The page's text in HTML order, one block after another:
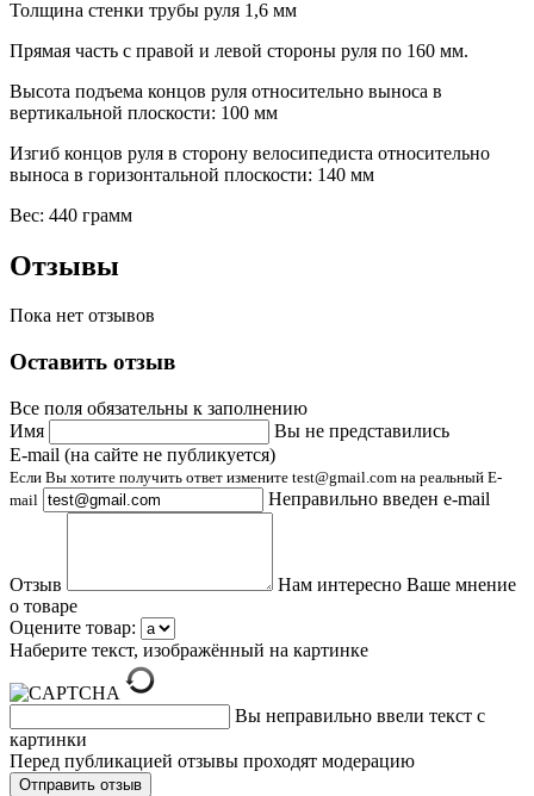
Толщина стенки трубы руля 1,6 мм
Прямая часть с правой и левой стороны руля по 160 мм.
Высота подъема концов руля относительно выноса в
вертикальной плоскости: 100 мм
Изгиб концов руля в сторону велосипедиста относительно
выноса в горизонтальной плоскости: 140 мм
Вес: 440 грамм
Отзывы
Пока нет отзывов
Оставить отзыв
Все поля обязательны к заполнению
Имя
Вы не представились
E-mail (на сайте не публикуется)
Если Вы хотите получить ответ измените test@gmail.com на реальный E-
mail
Неправильно введен e-mail
Отзыв
Нам интересно Ваше мнение
о товаре
Оцените товар:
Наберите текст, изображённый на картинке
Вы неправильно ввели текст с
картинки
Перед публикацией отзывы проходят модерацию